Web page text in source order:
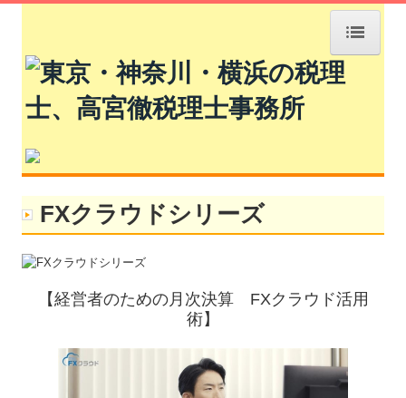
HOME
事務所紹介
業務案内
社会福祉法人の皆様へ
相続をお考えの方へ
FXクラウドシリーズ
【経営者のための月次決算 FXクラウド活用
術】